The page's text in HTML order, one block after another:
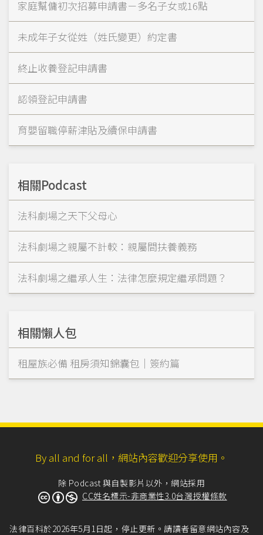
家庭幫傭初次招募申請書－多名子女或16點
未成年子女從姓（姓氏變更）約定書
終止收養登記申請書
認領登記申請書
育嬰留職停薪津貼及續保申請書
相關Podcast
法科劇場之天下父母心
法科劇場之親屬不計較：親屬間扶養義務
法科劇場之繼承人生：法律怎麼規定繼承問題？
相關懶人包
租屋族必備 租房須知錦囊包｜簽約篇
By all and for all，網站內容歡迎分享使用。
除 Podcast 與自製影片以外，網站採用
CC姓名標示-非商業性3.0台灣授權條款
法律百科於2026年5月1日起，停止更新。請讀者留意網站內容及